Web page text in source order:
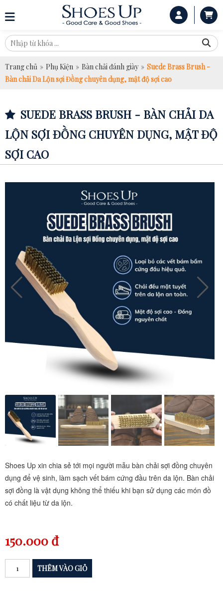
Trang chủ » Phụ Kiện » Bàn chải đánh giày » Suede Brass Brush -
Bàn chải Da Lộn sợi Đồng chuyên dụng, mật độ sợi cao
SUEDE BRASS BRUSH - BÀN CHẢI DA
LỘN SỢI ĐỒNG CHUYÊN DỤNG, MẬT ĐỘ
SỢI CAO
Shoes Up xin chia sẻ tới mọi người mẫu bàn chải sợi đồng chuyên
dụng để vệ sinh, làm sạch vết bám cứng đầu trên da lộn. Bàn chải
sợi đồng là vật dụng không thể thiếu khi bạn sử dụng các món đồ
có chất liệu từ da lộn.
150.000 đ